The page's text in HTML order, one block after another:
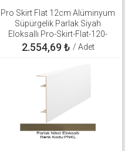
Pro Skirt Flat 12cm Alüminyum
Süpürgelik Parlak Siyah
Eloksallı Pro-Skirt-Flat-120-
PSYH-270
2.554,69₺ / Adet